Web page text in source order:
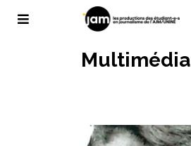
Multimédia